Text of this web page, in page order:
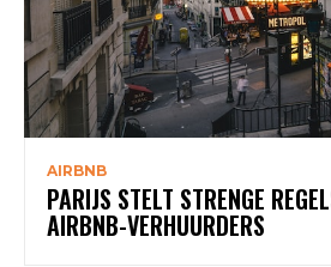
AIRBNB
PARIJS STELT STRENGE
AIRBNB-VERHUURDERS